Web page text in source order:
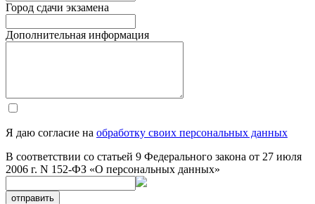
Город сдачи экзамена
Дополнительная информация
Я даю согласие на обработку своих персональных данных
В соответствии со статьей 9 Федерального закона от 27 июля
2006 г. N 152-ФЗ «О персональных данных»
отправить